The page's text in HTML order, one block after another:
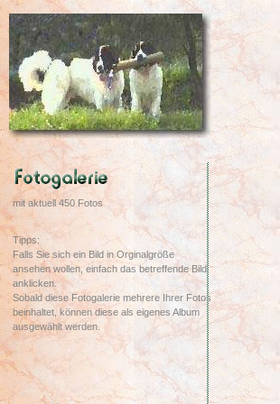
mit aktuell 450 Fotos
Tipps:
Falls Sie sich ein Bild in Orginalgröße
ansehen wollen, einfach das betreffende Bild
anklicken.
Sobald diese Fotogalerie mehrere Ihrer Fotos
beinhaltet, können diese als eigenes Album
ausgewählt werden.